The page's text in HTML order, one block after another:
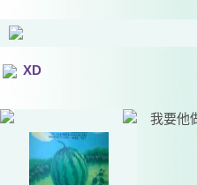
XD
我要他